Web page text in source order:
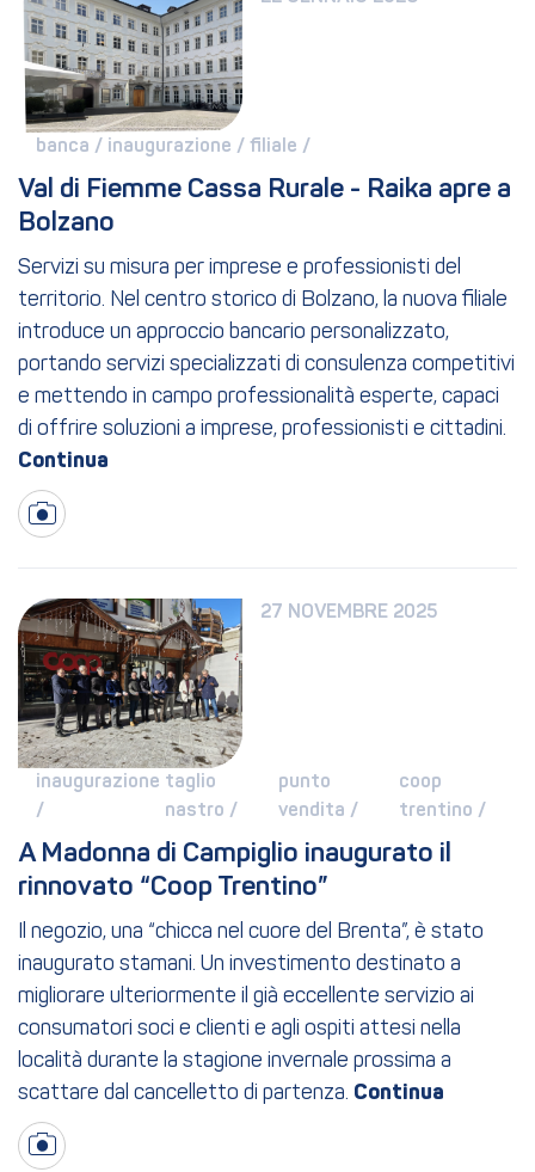
banca / inaugurazione / filiale /
Val di Fiemme Cassa Rurale - Raika apre a
Bolzano
Servizi su misura per imprese e professionisti del
territorio. Nel centro storico di Bolzano, la nuova filiale
introduce un approccio bancario personalizzato,
portando servizi specializzati di consulenza competitivi
e mettendo in campo professionalità esperte, capaci
di offrire soluzioni a imprese, professionisti e cittadini.
27 NOVEMBRE 2025
inaugurazione
/
taglio
nastro /
punto
vendita /
coop
trentino /
A Madonna di Campiglio inaugurato il
rinnovato “Coop Trentino”
Il negozio, una “chicca nel cuore del Brenta”, è stato
inaugurato stamani. Un investimento destinato a
migliorare ulteriormente il già eccellente servizio ai
consumatori soci e clienti e agli ospiti attesi nella
località durante la stagione invernale prossima a
scattare dal cancelletto di partenza.